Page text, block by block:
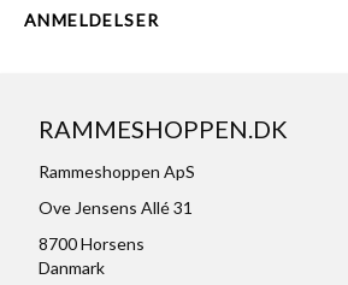
ANMELDELSER
RAMMESHOPPEN.DK
Rammeshoppen ApS
Ove Jensens Allé 31
8700 Horsens
Danmark